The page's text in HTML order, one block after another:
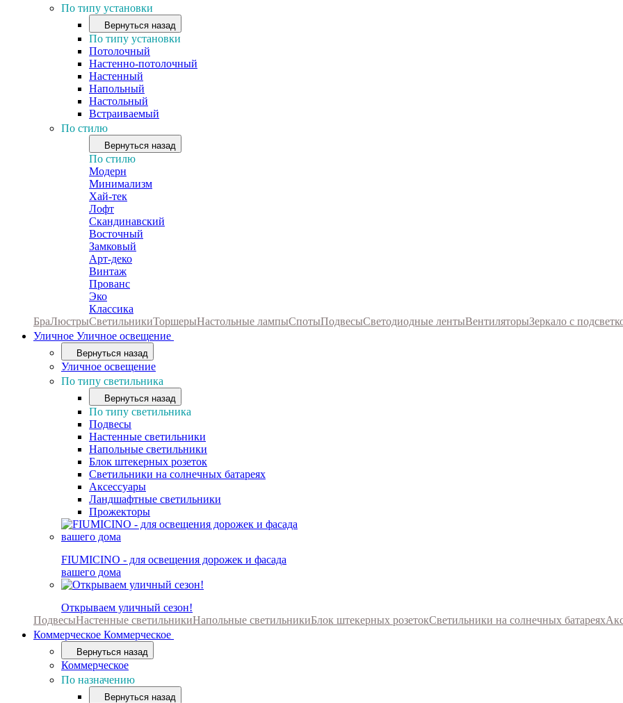
По типу установки
Вернуться назад
По типу установки
Потолочный
Настенно-потолочный
Настенный
Напольный
Настольный
Встраиваемый
По стилю
Вернуться назад
По стилю
Модерн
Минимализм
Хай-тек
Лофт
Скандинавский
Восточный
Замковый
Арт-деко
Винтаж
Прованс
Эко
Классика
БраЛюстрыСветильникиТоршерыНастольные лампыСпотыПодвесыСветодиодные лентыВентиляторыЗеркало с
Уличное Уличное освещение
Вернуться назад
Уличное освещение
По типу светильника
Вернуться назад
По типу светильника
Подвесы
Настенные светильники
Напольные светильники
Блок штекерных розеток
Светильники на солнечных батареях
Аксессуары
Ландшафтные светильники
Прожекторы
FIUMICINO - для освещения дорожек и фасада
вашего дома
Открываем уличный сезон!
ПодвесыНастенные светильникиНапольные светильникиБлок штекерных розетокСветильники на солнечных батареях
Коммерческое Коммерческое
Вернуться назад
Коммерческое
По назначению
Вернуться назад